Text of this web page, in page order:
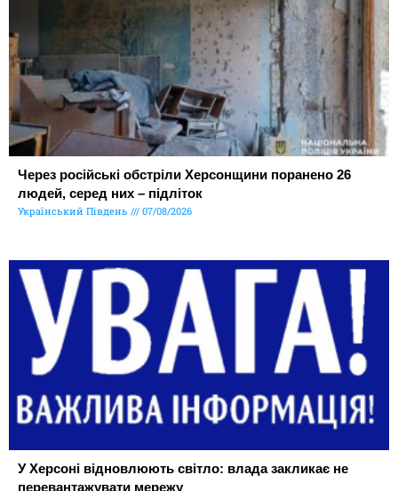
Через російські обстріли Херсонщини поранено 26
людей, серед них – підліток
Український Південь 07/08/2026
У Херсоні відновлюють світло: влада закликає не
перевантажувати мережу